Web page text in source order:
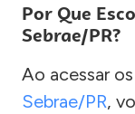
Por Que
Sebrae/PR?
Ao acessar
Sebrae/PR,